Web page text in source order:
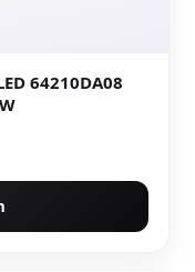
64210DA08